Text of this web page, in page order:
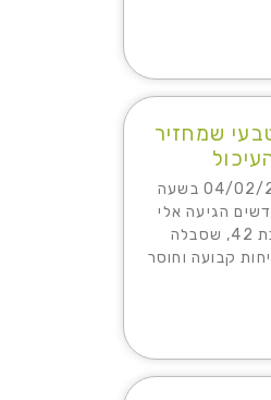
שמחזיר
⏰ עדכון אחרון: 04/02/2026 בשעה
חודשים הגיעה אלי
מטופלת בשם רונית, בת 42, שסבלה
קבועה וחוסר